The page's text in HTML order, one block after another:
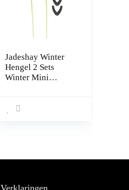
Jadeshay Winter
Hengel 2 Sets
Winter Mini
Vissen Solid Staaf
Verklaringen